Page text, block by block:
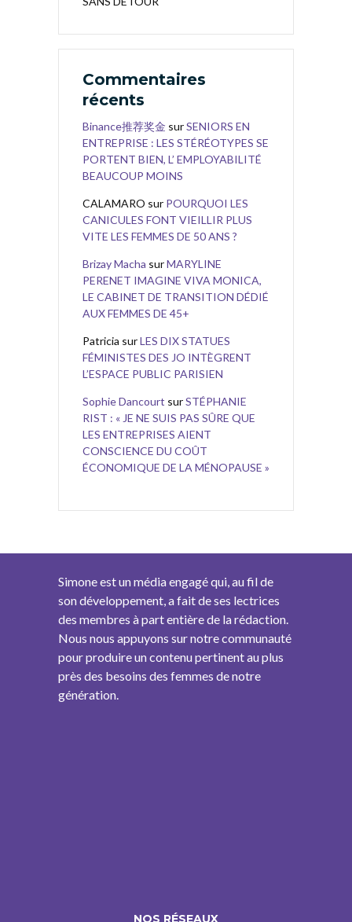
Commentaires
récents
Binance推荐奖金 surSENIORS EN
ENTREPRISE : LES STÉRÉOTYPES SE
PORTENT BIEN, L’ EMPLOYABILITÉ
BEAUCOUP MOINS
CALAMARO sur POURQUOI LES
CANICULES FONT VIEILLIR PLUS
VITE LES FEMMES DE 50 ANS ?
Brizay Macha surMARYLINE
PERENET IMAGINE VIVA MONICA,
LE CABINET DE TRANSITION DÉDIÉ
AUX FEMMES DE 45+
Patricia surLES DIX STATUES
FÉMINISTES DES JO INTÈGRENT
L’ESPACE PUBLIC PARISIEN
Sophie Dancourt surSTÉPHANIE
RIST : « JE NE SUIS PAS SÛRE QUE
LES ENTREPRISES AIENT
CONSCIENCE DU COÛT
ÉCONOMIQUE DE LA MÉNOPAUSE »
Simone est un média engagé qui, au fil de
son développement, a fait de ses lectrices
des membres à part entière de la rédaction.
Nous nous appuyons sur notre communauté
pour produire un contenu pertinent au plus
près des besoins des femmes de notre
génération.
NOS RÉSEAUX